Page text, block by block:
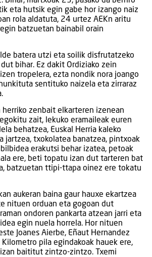
eta hutsik egin gabe hor izango naiz
rola aldatuta, 24 urtez AEKn aritu
batzuetan bainabil orain
batera utzi eta soilik disfrutatzeko
bihar. Ez dakit Ordiziako zein
tropelera, ezta nondik nora joango
sentituko naizela eta zirraraz
herriko zenbait elkarteren izenean
zait, lekuko eramaileak euren
behatzea, Euskal Herria kaleko
jartzea, txokolatea banatzea, pintxoak
erakutsi behar izatea, petoak
ere, beti topatu izan dut tarteren bat
batzuetan ttipi-ttapa oinez ere tokatu
aukeran baina gaur hauxe ekartzea
nituen orduan eta gogoan dut
ondoren pankarta atzean jarri eta
egin nuela horrela. Hor nituen
Joanes Aierbe, Eñaut Hernandez
Kilometro pila egindakoak hauek ere,
baititut zintzo-zintzo. Txemi